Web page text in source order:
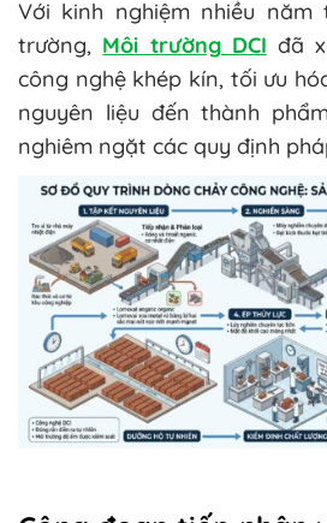
Với kinh nghiệm nhiều
trường, Môi trường DCI đã
công nghệ khép kín, tối ưu
nguyên liệu đến thành
nghiêm ngặt các quy định